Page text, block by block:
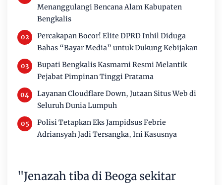
Menanggulangi Bencana Alam Kabupaten
Bengkalis
Percakapan Bocor! Elite DPRD Inhil Diduga
Bahas “Bayar Media” untuk Dukung Kebijakan
Bupati Bengkalis Kasmarni Resmi Melantik
Pejabat Pimpinan Tinggi Pratama
Layanan Cloudflare Down, Jutaan Situs Web di
Seluruh Dunia Lumpuh
Polisi Tetapkan Eks Jampidsus Febrie
Adriansyah Jadi Tersangka, Ini Kasusnya
"Jenazah tiba di Beoga sekitar